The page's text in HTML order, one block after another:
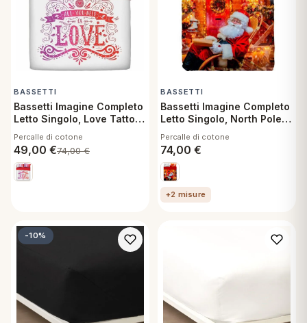
BASSETTI
Bassetti Imagine Completo
Letto Singolo, Love Tattoo
Definizione Lenzuolo
Sopra, Lenzuolo sotto con
angoli, 1 Federa
Percalle di cotone
49,00 €74,00€
BASSETTI
Bassetti Imagine Completo
Letto Singolo, North Pole
Definizione Lenzuolo
Sopra, Lenzuolo sotto con
angoli, 1 Federa
Percalle di cotone
74,00 €
+2 misure
-10%